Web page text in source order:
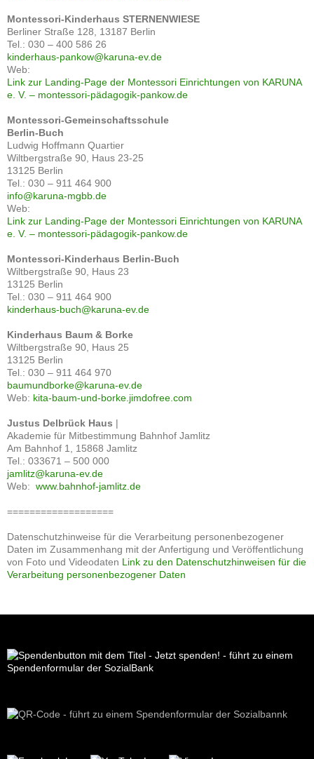
Montessori-Kinderhaus STERNENWIESE
Berliner Straße 128, 13187 Berlin
Tel.: 030 – 400 586 26
kinderhaus-pankow@karuna-ev.de
Web:
Link zur Landing-Page der Montessori Einrichtungen von KARUNA
e. V. – montessori-pädagogik-pankow.de
Montessori-Gemeinschaftsschule
Berlin-Buch
Ludwig Hoffmann Quartier
Wiltbergstraße 90, Haus 23-25
13125 Berlin
Tel.: 030 – 911 464 900
info@karuna-mgbb.de
Web:
Link zur Landing-Page der Montessori Einrichtungen von KARUNA
e. V. – montessori-pädagogik-pankow.de
Montessori-Kinderhaus Berlin-Buch
Wiltbergstraße 90, Haus 23
13125 Berlin
Tel.: 030 – 911 464 900
kinderhaus-buch@karuna-ev.de
Kinderhaus Baum & Borke
Wiltbergstraße 90, Haus 25
13125 Berlin
Tel.: 030 – 911 464 970
baumundborke@karuna-ev.de
Web: kita-baum-und-borke.jimdofree.com
Justus Delbrück Haus |
Akademie für Mitbestimmung Bahnhof Jamlitz
Am Bahnhof 1, 15868 Jamlitz
Tel.: 033671 – 500 000
jamlitz@karuna-ev.de
Web: www.bahnhof-jamlitz.de
===================
Datenschutzhinweise für die Verarbeitung personenbezogener
Daten im Zusammenhang mit der Anfertigung und Veröffentlichung
von Foto und Videodaten Link zu den Datenschutzhinweisen für die
Verarbeitung personenbezogener Daten